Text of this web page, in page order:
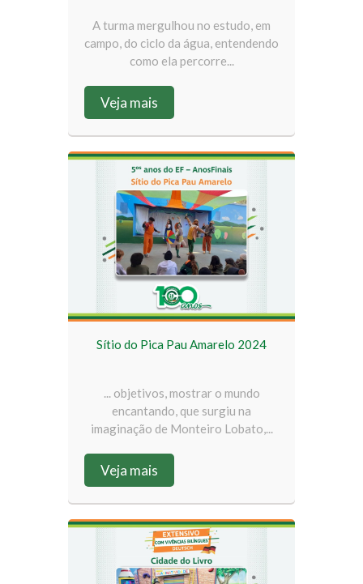
A turma mergulhou no estudo, em
campo, do ciclo da água, entendendo
como ela percorre...
Veja mais
Sítio do Pica Pau Amarelo 2024
... objetivos, mostrar o mundo
encantando, que surgiu na
imaginação de Monteiro Lobato,...
Veja mais